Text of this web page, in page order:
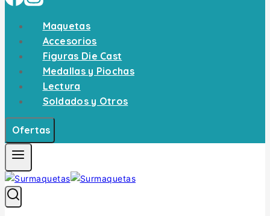
Maquetas
Accesorios
Figuras Die Cast
Medallas y Piochas
Lectura
Soldados y Otros
Ofertas